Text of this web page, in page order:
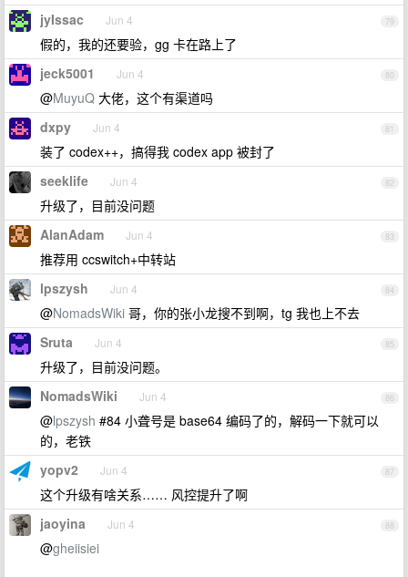
79
jyIssac Jun 4
假的，我的还要验，gg 卡在路上了
80
jeck5001 Jun 4
@MuyuQ 大佬，这个有渠道吗
81
dxpy Jun 4
装了 codex++，搞得我 codex app 被封了
82
seeklife Jun 4
升级了，目前没问题
83
AlanAdam Jun 4
推荐用 ccswitch+中转站
84
lpszysh Jun 4
@NomadsWiki 哥，你的张小龙搜不到啊，tg 我也上不去
85
Sruta Jun 4
升级了，目前没问题。
86
NomadsWiki Jun 4
@lpszysh #84 小聋号是 base64 编码了的，解码一下就可以
的，老铁
87
yopv2 Jun 4
这个升级有啥关系…… 风控提升了啊
88
jaoyina Jun 4
@gheiisiei